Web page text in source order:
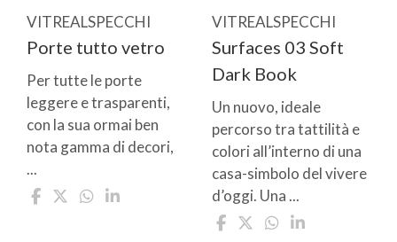
VITREALSPECCHI
Porte tutto vetro
Per tutte le porte
leggere e trasparenti,
con la sua ormai ben
nota gamma di decori,
...
VITREALSPECCHI
Surfaces 03 Soft
Dark Book
Un nuovo, ideale
percorso tra tattilità e
colori all’interno di una
casa-simbolo del vivere
d’oggi. Una ...